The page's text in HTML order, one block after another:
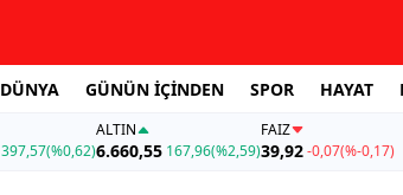
DÜNYA GÜNÜN İÇİNDEN SPOR HAYAT
397,57(%0,62)
ALTIN
6.660,55 167,96(%2,59)
FAİZ
39,92-0,07(%-0,17)